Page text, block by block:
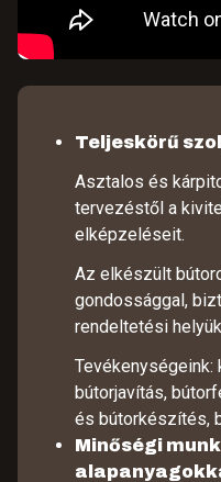
Teljeskörű
Asztalos és
tervezéstől a
elképzeléseit.
Az elkészült
gondossággal,
rendeltetési
Tevékenységeink:
bútorjavítás,
és bútorkészítés,
Minőségi